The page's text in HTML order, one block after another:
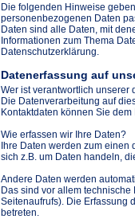
Die folgenden Hinweise
personenbezogenen Daten
Daten sind alle Daten, mit
Informationen zum Thema
Datenschutzerklärung.
Datenerfassung auf
Wer ist verantwortlich unserer
Die Datenverarbeitung auf
Kontaktdaten können Sie
Wie erfassen wir Ihre Daten?
Ihre Daten werden zum einen
sich z.B. um Daten handeln,
Andere Daten werden
Das sind vor allem technische
Seitenaufrufs). Die Erfassung
betreten.